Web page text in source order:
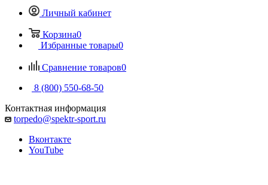
Личный кабинет
Корзина0
Избранные товары0
Сравнение товаров0
8 (800) 550-68-50
Контактная информация
torpedo@spektr-sport.ru
Вконтакте
YouTube